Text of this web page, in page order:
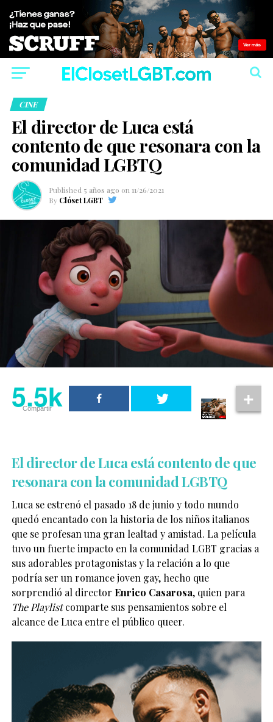
CINE
El director de Luca está
contento de que resonara con la
comunidad LGBTQ
Published 5 años ago on 11/26/2021
By Clóset LGBT
5.5k
Compartir
El director de Luca está contento de que
resonara con la comunidad LGBTQ
Luca se estrenó el pasado 18 de junio y todo mundo
quedó encantado con la historia de los niños italianos
que se profesan una gran lealtad y amistad. La película
tuvo un fuerte impacto en la comunidad LGBT gracias a
sus adorables protagonistas y la relación a lo que
podría ser un romance joven gay, hecho que
sorprendió al director Enrico Casarosa, quien para
The Playlistcomparte sus pensamientos sobre el
alcance de Luca entre el público queer.